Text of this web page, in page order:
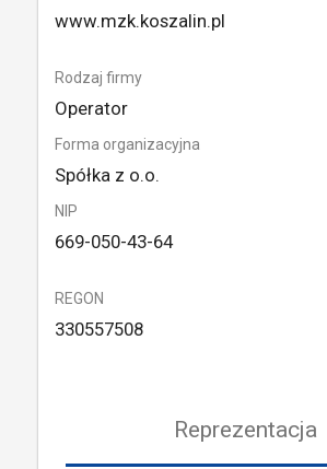
www.mzk.koszalin.pl
Rodzaj firmy
Operator
Forma organizacyjna
Spółka z o.o.
NIP
669-050-43-64
REGON
330557508
Reprezentacja